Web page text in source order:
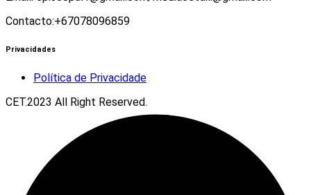
Contacto:+67078096859
Privacidades
Política de Privacidade
CET.2023 All Right Reserved.